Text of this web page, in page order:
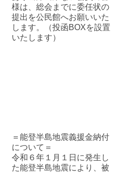
様は、総会までに委任状の
提出を公民館へお願いいた
します。（投函BOXを設置
いたします）
＝能登半島地震義援金納付
について＝
令和６年１月１日に発生し
た能登半島地震により、被